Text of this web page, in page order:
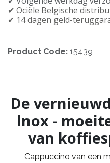
✔︎ Officiële Belgische
✔︎ 14 dagen geld-
Product Code: 15439
De
Inox -
van
Cappuccino van een